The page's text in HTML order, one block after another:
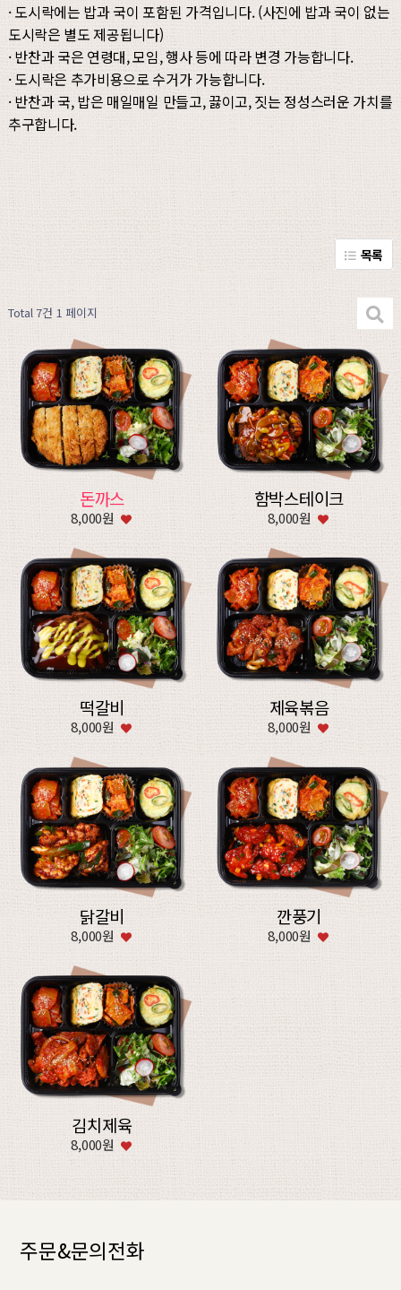
· 도시락에는 밥과 국이 포함된 가격입니다. (사진에 밥과 국이 없는
도시락은 별도 제공됩니다)
· 반찬과 국은 연령대, 모임, 행사 등에 따라 변경 가능합니다.
· 도시락은 추가비용으로 수거가 가능합니다.
· 반찬과 국, 밥은 매일매일 만들고, 끓이고, 짓는 정성스러운 가치를
추구합니다.
목록
Total 7건 1 페이지
돈까스
8,000원
함박스테이크
8,000원
떡갈비
8,000원
제육볶음
8,000원
닭갈비
8,000원
깐풍기
8,000원
김치제육
8,000원
주문&문의전화